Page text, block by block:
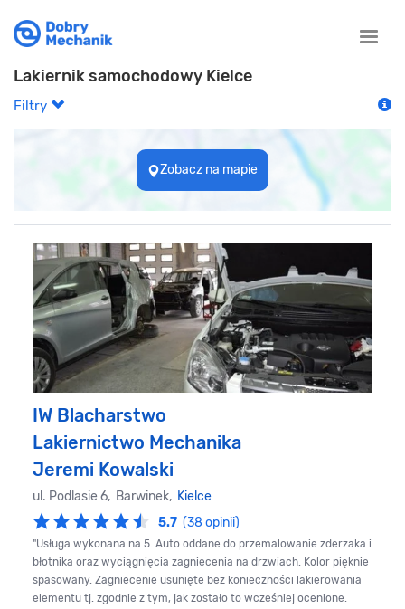
Toggle
Lakiernik samochodowy Kielce
Filtry
Zobacz na mapie
IW Blacharstwo
Lakiernictwo Mechanika
Jeremi Kowalski
ul. Podlasie 6, Barwinek, Kielce
5.7 (38 opinii)
"Usługa wykonana na 5. Auto oddane do przemalowanie zderzaka i
błotnika oraz wyciągnięcia zagniecenia na drzwiach. Kolor pięknie
spasowany. Zagniecenie usunięte bez konieczności lakierowania
elementu tj. zgodnie z tym, jak zostało to wcześniej ocenione.